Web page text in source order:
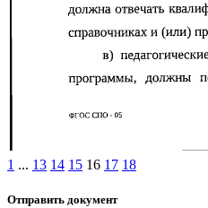
1 ... 13 14 15 16 17 18
Отправить документ